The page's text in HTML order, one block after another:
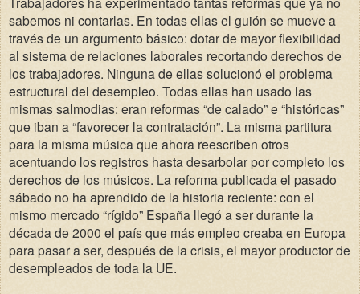
sabemos ni contarlas. En todas ellas el guión se mueve a
través de un argumento básico: dotar de mayor flexibilidad
al sistema de relaciones laborales recortando derechos de
los trabajadores. Ninguna de ellas solucionó el problema
estructural del desempleo. Todas ellas han usado las
mismas salmodias: eran reformas “de calado” e “históricas”
que iban a “favorecer la contratación”. La misma partitura
para la misma música que ahora reescriben otros
acentuando los registros hasta desarbolar por completo los
derechos de los músicos. La reforma publicada el pasado
sábado no ha aprendido de la historia reciente: con el
mismo mercado “rígido” España llegó a ser durante la
década de 2000 el país que más empleo creaba en Europa
para pasar a ser, después de la crisis, el mayor productor de
desempleados de toda la UE.